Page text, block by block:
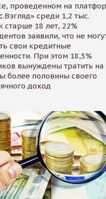
проведенном на
среди 1,2 тыс.
старше 18 лет, 22%
заявили, что не
свои кредитные
При этом 18,5%
вынуждены тратить на
более половины своего
доход